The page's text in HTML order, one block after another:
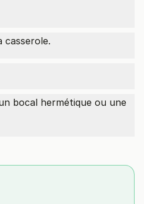
casserole.
bocal hermétique ou une